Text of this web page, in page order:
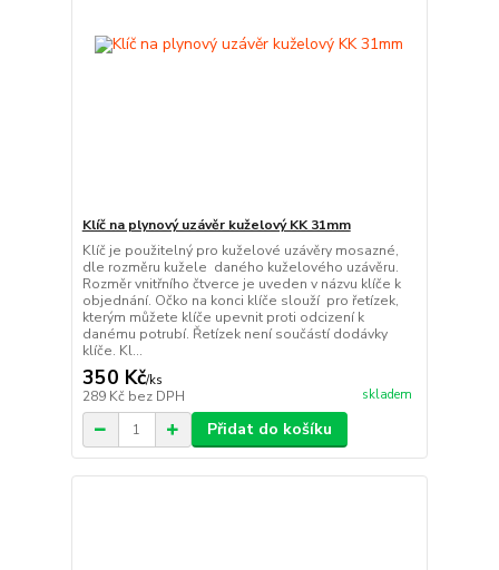
Klíč na plynový uzávěr kuželový KK 31mm
Klíč je použitelný pro kuželové uzávěry mosazné,
dle rozměru kužele daného kuželového uzávěru.
Rozměr vnitřního čtverce je uveden v názvu klíče k
objednání. Očko na konci klíče slouží pro řetízek,
kterým můžete klíče upevnit proti odcizení k
danému potrubí. Řetízek není součástí dodávky
klíče. Kl...
350 Kč/ks
289 Kč bez DPH skladem
Přidat do košíku